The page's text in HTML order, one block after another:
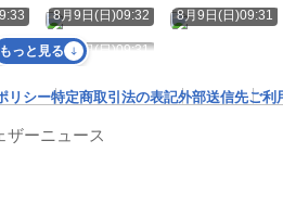
8月9日(日)09:32 8月9日(日)09:31
8月9日(日)09:31
もっと見る
リシー特定商取引法の表記外部送信先ご利
ザーニュース